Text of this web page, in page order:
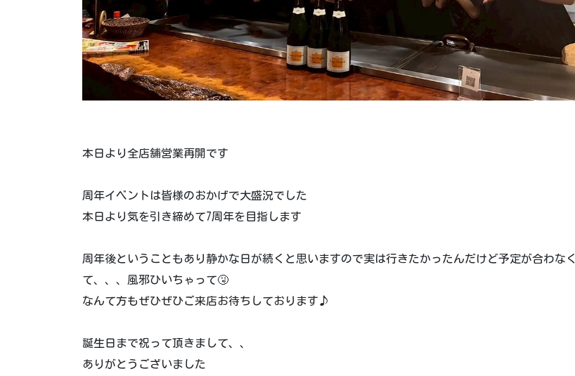
本日より全店舗営業再開です️
周年イベントは皆様のおかげで大盛況でした
本日より気を引き締めて7周年を目指します️
周年後ということもあり静かな日が続くと思いますので実は行きたかったんだけど予定が合わなく
て、、、風邪ひいちゃって🤧
なんて方もぜひぜひご来店お待ちしております♪
誕生日まで祝って頂きまして、、
ありがとうございました